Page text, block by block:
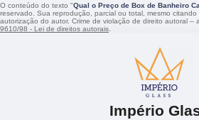
O conteúdo do texto "Qual o Preço de Box de Banheiro
reservado. Sua reprodução, parcial ou total, mesmo
autorização do autor. Crime de violação de direito autoral –
9610/98 - Lei de direitos autorais
Império